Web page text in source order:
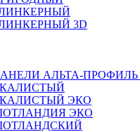
3D
ЭКО
ЭКО